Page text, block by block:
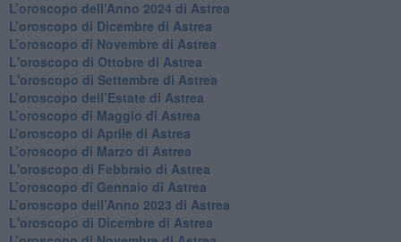
​L’oroscopo dell’Anno 2024 di Astrea
​L’oroscopo di Dicembre di Astrea
​L’oroscopo di Novembre di Astrea
L'oroscopo di Ottobre di Astrea
L'oroscopo di Settembre di Astrea
L’oroscopo dell’Estate di Astrea
​L’oroscopo di Maggio di Astrea
​L’oroscopo di Aprile di Astrea
L’oroscopo di Marzo di Astrea
L'oroscopo di Febbraio di Astrea
​L’oroscopo di Gennaio di Astrea
​L’oroscopo dell’Anno 2023 di Astrea
L'oroscopo di Dicembre di Astrea